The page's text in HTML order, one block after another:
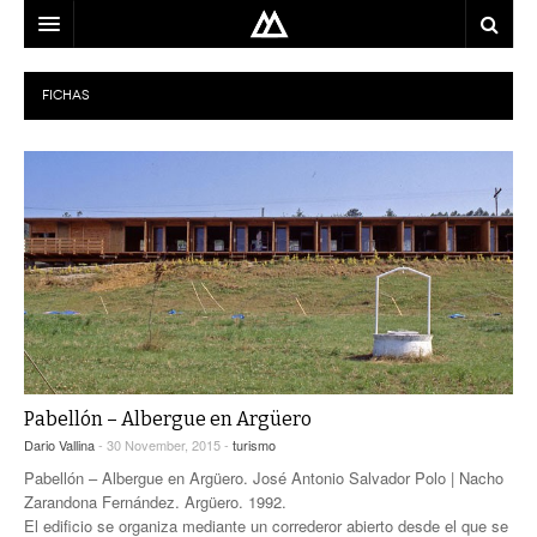
ARQUITECTO
LOCALIZACIÓN
USO
EQUIPO
BLOG
CONTACTO
FICHAS
Pabellón – Albergue en Argüero
Dario Vallina- 30 November, 2015 - turismo
Pabellón – Albergue en Argüero. José Antonio Salvador Polo | Nacho
Zarandona Fernández. Argüero. 1992.
El edificio se organiza mediante un correderor abierto desde el que se